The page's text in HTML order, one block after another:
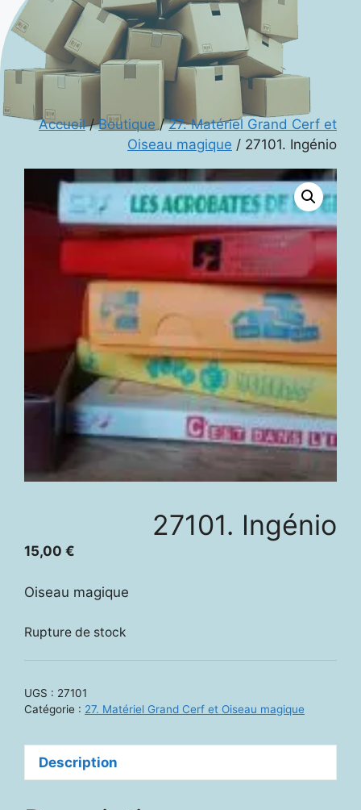
Accueil/Boutique /27. Matériel Grand Cerf et
Oiseau magique / 27101. Ingénio
27101. Ingénio
15,00 €
Oiseau magique
Rupture de stock
UGS : 27101
Catégorie : 27. Matériel Grand Cerf et Oiseau magique
Description